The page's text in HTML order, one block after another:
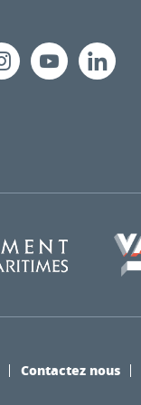
Contactez nous